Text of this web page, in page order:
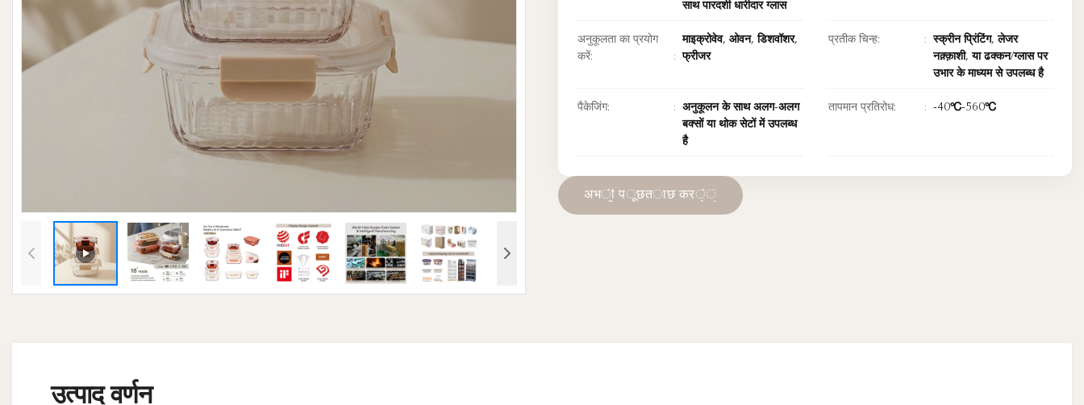
साथ पारदर्शी धारीदार ग्लास
अनुकूलता का प्रयोग
करें:
माइक्रोवेव, ओवन, डिशवॉशर,
फ्रीजर
प्रतीक चिन्ह:
स्क्रीन प्रिंटिंग, लेजर
नक़्क़ाशी, या ढक्कन/ग्लास पर
उभार के माध्यम से उपलब्ध है
पैकेजिंग:
अनुकूलन के साथ अलग-अलग
बक्सों या थोक सेटों में उपलब्ध
है
तापमान प्रतिरोध: -40℃-560℃
अभी पूछताछ करें
उत्पाद वर्णन